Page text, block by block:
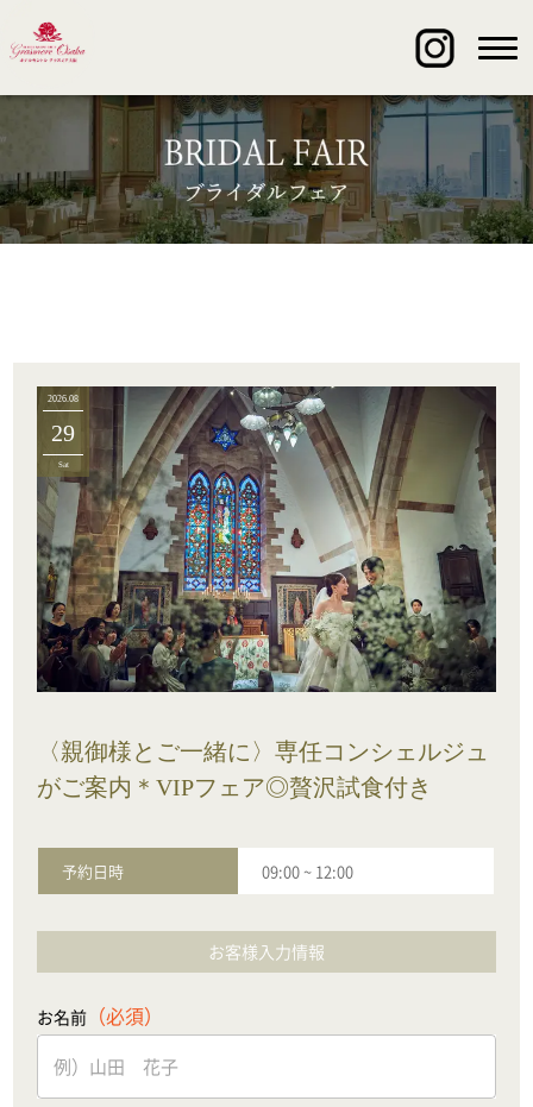
2026.08
29
Sat
〈親御様とご一緒に〉専任コンシェルジュ
がご案内＊VIPフェア◎贅沢試食付き
予約日時 09:00~ 12:00
お客様入力情報
お名前 （必須）